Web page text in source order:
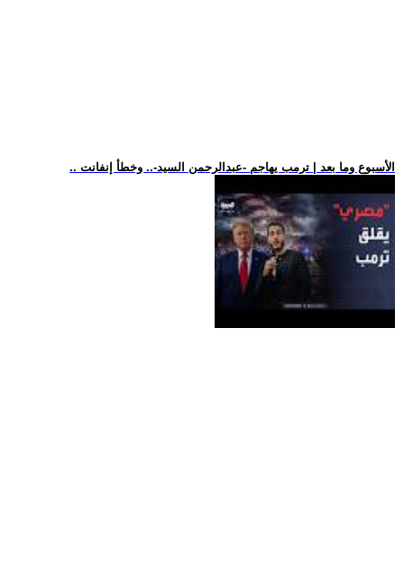
.. الأسبوع وما بعد | ترمب يهاجم -عبدالرحمن السيد-.. وخطأ إنفانت